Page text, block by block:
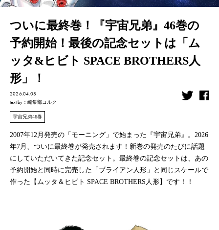
ついに最終巻！『宇宙兄弟』46巻の
予約開始！最後の記念セットは「ム
ッタ&ヒビト SPACE BROTHERS人
形」！
2026.04.08
text by ：編集部コルク
宇宙兄弟46巻
2007年12月発売の「モーニング」で始まった『宇宙兄弟』。2026
年7月、ついに最終巻が発売されます！新巻の発売のたびに話題
にしていただいてきた記念セット。最終巻の記念セットは、あの
予約開始と同時に完売した「ブライアン人形」と同じスケールで
作った【ムッタ＆ヒビト SPACE BROTHERS人形】です！！